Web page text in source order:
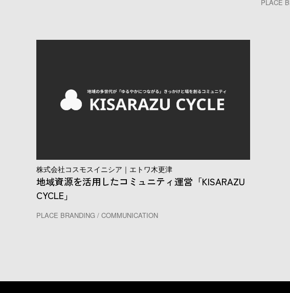
PLACE
株式会社コスモスイニシア｜エトワ木更津
地域資源を活用したコミュニティ運営「KISARAZU
CYCLE」
PLACE BRANDING / COMMUNICATION